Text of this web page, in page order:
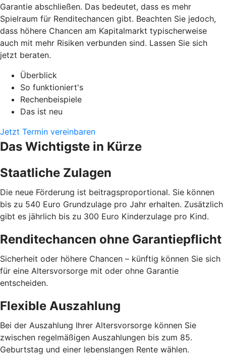
Garantie abschließen. Das bedeutet, dass es mehr
Spielraum für Renditechancen gibt. Beachten Sie jedoch,
dass höhere Chancen am Kapitalmarkt typischerweise
auch mit mehr Risiken verbunden sind. Lassen Sie sich
jetzt beraten.
Überblick
So funktioniert's
Rechenbeispiele
Das ist neu
Jetzt Termin vereinbaren
Das Wichtigste in Kürze
Staatliche Zulagen
Die neue Förderung ist beitragsproportional. Sie können
bis zu 540 Euro Grundzulage pro Jahr erhalten. Zusätzlich
gibt es jährlich bis zu 300 Euro Kinderzulage pro Kind.
Renditechancen ohne Garantiepflicht
Sicherheit oder höhere Chancen – künftig können Sie sich
für eine Altersvorsorge mit oder ohne Garantie
entscheiden.
Flexible Auszahlung
Bei der Auszahlung Ihrer Altersvorsorge können Sie
zwischen regelmäßigen Auszahlungen bis zum 85.
Geburtstag und einer lebenslangen Rente wählen.